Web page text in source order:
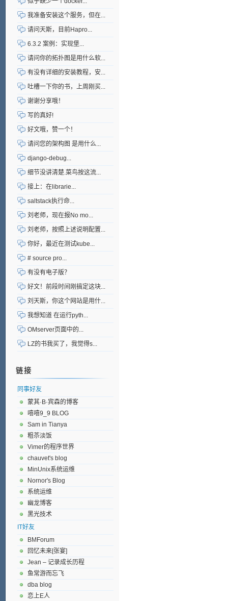
我准备安装这个服务，但在...
请问天斯，目前Hapro...
6.3.2 案例：实现堡...
请问你的拓扑图是用什么软...
有没有详细的安装教程，安...
吐槽一下你的书，上周刚买...
谢谢分享哦！
写的真好!
好文哦，赞一个！
请问您的架构图 是用什么...
django-debug...
细节没讲清楚.菜鸟按这流...
接上：在librarie...
saltstack执行命...
刘老师，现在报No mo...
刘老师，按照上述说明配置...
你好，最近在测试kube...
# source pro...
有没有电子版？
好文！前段时间刚搞定这块...
刘天斯，你这个网站是用什...
我想知道 在运行pyth...
OMserver页面中的...
LZ的书我买了，我觉得s...
链接
同事好友
蒙其·B·宾森的博客
嘻嘻9_9 BLOG
Sam in Tianya
粗苶淡饭
Vimer的程序世界
chauvet's blog
MinUnix系统运维
Nornor's Blog
系统运维
幽龙博客
黑光技术
IT好友
BMForum
回忆未来[张宴]
Jean – 记录成长历程
鱼常游而忘飞
dba blog
恋上E人